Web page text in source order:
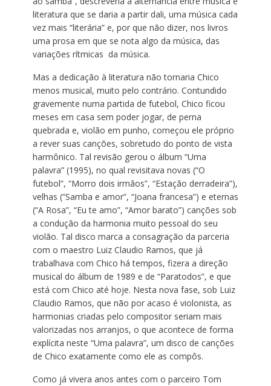
literatura que se daria a partir dali, uma música cada
vez mais “literária” e, por que não dizer, nos livros
uma prosa em que se nota algo da música, das
variações rítmicas da música.
Mas a dedicação à literatura não tornaria Chico
menos musical, muito pelo contrário. Contundido
gravemente numa partida de futebol, Chico ficou
meses em casa sem poder jogar, de perna
quebrada e, violão em punho, começou ele próprio
a rever suas canções, sobretudo do ponto de vista
harmônico. Tal revisão gerou o álbum “Uma
palavra” (1995), no qual revisitava novas (“O
futebol”, “Morro dois irmãos”, “Estação derradeira”),
velhas (“Samba e amor”, “Joana francesa”) e eternas
(“A Rosa”, “Eu te amo”, “Amor barato”) canções sob
a condução da harmonia muito pessoal do seu
violão. Tal disco marca a consagração da parceria
com o maestro Luiz Claudio Ramos, que já
trabalhava com Chico há tempos, fizera a direção
musical do álbum de 1989 e de “Paratodos”, e que
está com Chico até hoje. Nesta nova fase, sob Luiz
Claudio Ramos, que não por acaso é violonista, as
harmonias criadas pelo compositor seriam mais
valorizadas nos arranjos, o que acontece de forma
explícita neste “Uma palavra”, um disco de canções
de Chico exatamente como ele as compôs.
Como já vivera anos antes com o parceiro Tom